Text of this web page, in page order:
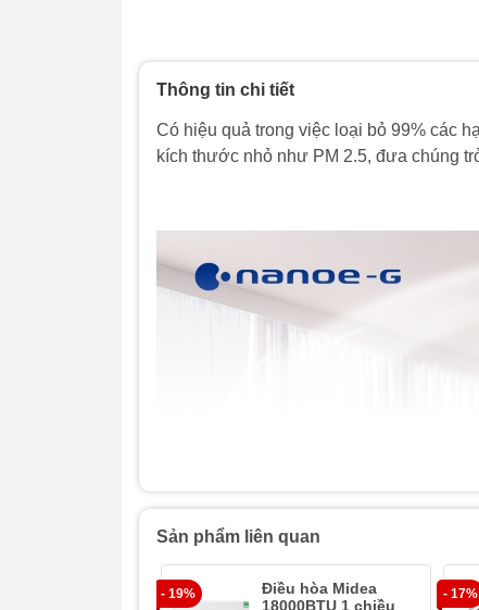
Thông tin chi tiết
Có hiệu quả trong việc loại bỏ 99% các
kích thước nhỏ như PM 2.5, đưa chúng
Sản phẩm liên quan
- 19%
Điều hòa Midea
18000BTU 1 chiều
- 17%